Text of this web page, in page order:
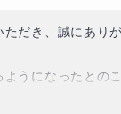
すめです
いただきました
すよう、心より
だき、誠にあり
うになったとの
また、成績につい